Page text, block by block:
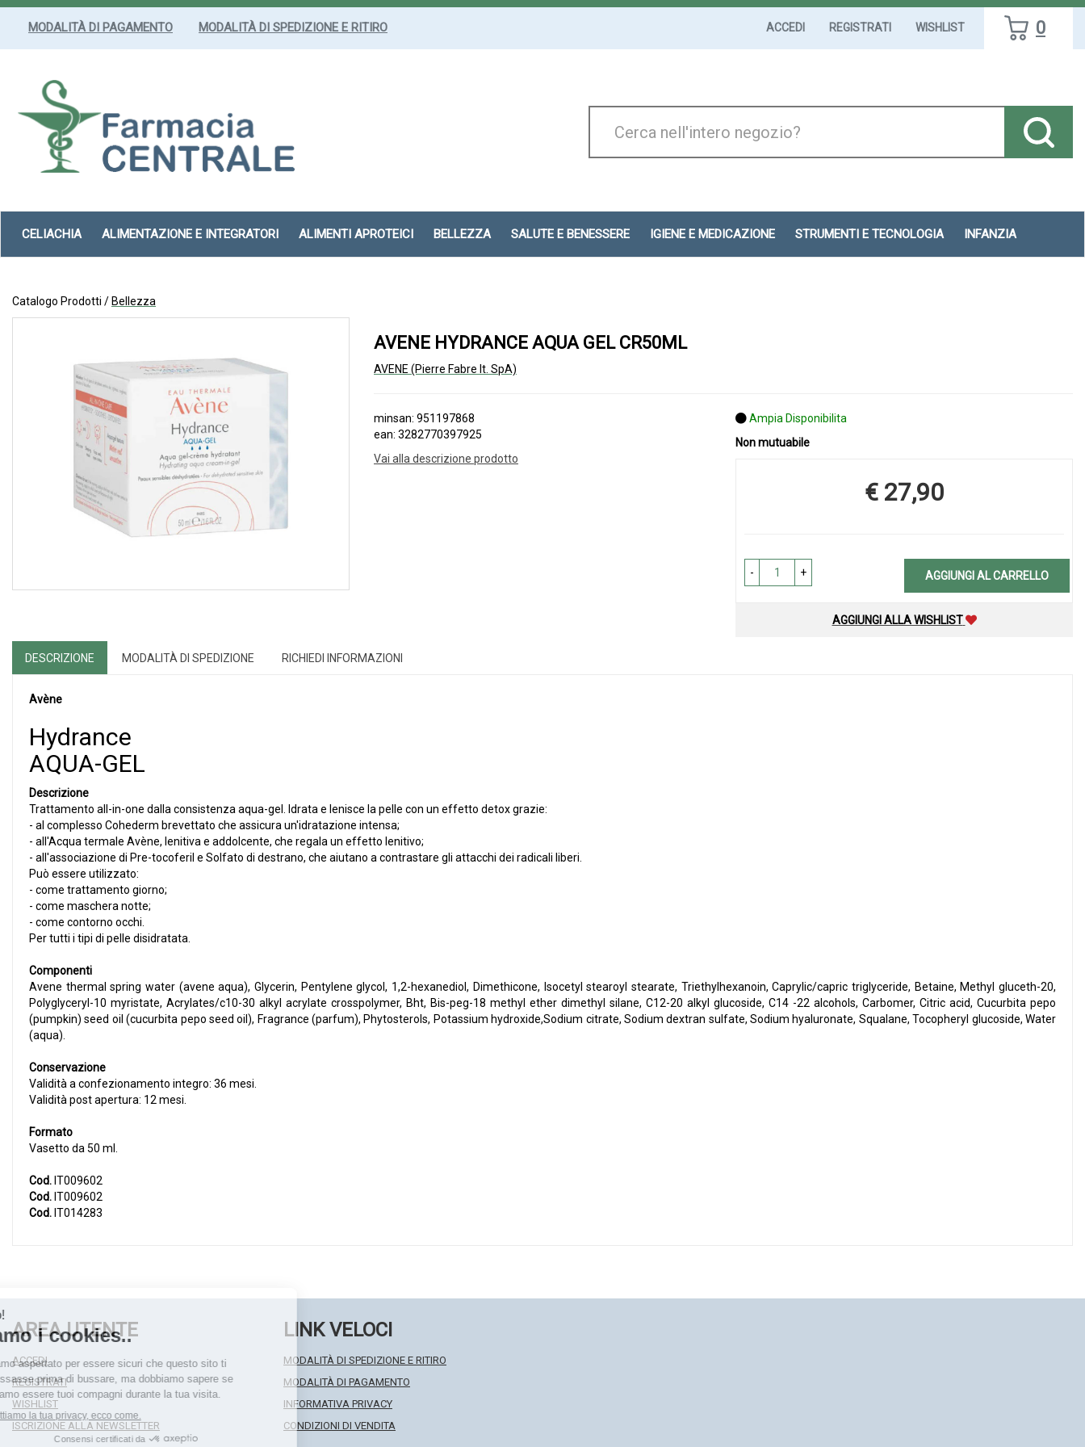
Passa
MODALITÀ DI PAGAMENTO MODALITÀ DI SPEDIZIONE E RITIRO ACCEDI REGISTRATI WISHLIST 0
Prodotto
CELIACHIA ALIMENTAZIONE E INTEGRATORI ALIMENTI APROTEICI BELLEZZA SALUTE E BENESSERE IGIENE E MEDICAZIONE STRUMENTI E TECNOLOGIA INFANZIA
Catalogo Prodotti / Bellezza
AVENE HYDRANCE AQUA GEL CR50ML
AVENE (Pierre Fabre It. SpA)
minsan: 951197868
ean: 3282770397925
Vai alla descrizione prodotto
Ampia Disponibilita
Non mutuabile
Prezzo
€ 27,90
- + AGGIUNGI AL CARRELLO
AGGIUNGI ALLA WISHLIST
DESCRIZIONE MODALITÀ DI SPEDIZIONE RICHIEDI INFORMAZIONI
Avène
Hydrance
AQUA-GEL
Descrizione
Trattamento all-in-one dalla consistenza aqua-gel. Idrata e lenisce la pelle con un effetto detox grazie:
- al complesso Cohederm brevettato che assicura un'idratazione intensa;
- all'Acqua termale Avène, lenitiva e addolcente, che regala un effetto lenitivo;
- all'associazione di Pre-tocoferil e Solfato di destrano, che aiutano a contrastare gli attacchi dei radicali liberi.
Può essere utilizzato:
- come trattamento giorno;
- come maschera notte;
- come contorno occhi.
Per tutti i tipi di pelle disidratata.
Componenti
Avene thermal spring water (avene aqua), Glycerin, Pentylene glycol, 1,2-hexanediol, Dimethicone, Isocetyl stearoyl stearate, Triethylhexanoin, Caprylic/capric triglyceride, Betaine, Methyl gluceth-20,
Polyglyceryl-10 myristate, Acrylates/c10-30 alkyl acrylate crosspolymer, Bht, Bis-peg-18 methyl ether dimethyl silane, C12-20 alkyl glucoside, C14 -22 alcohols, Carbomer, Citric acid, Cucurbita pepo
(pumpkin) seed oil (cucurbita pepo seed oil), Fragrance (parfum), Phytosterols, Potassium hydroxide,Sodium citrate, Sodium dextran sulfate, Sodium hyaluronate, Squalane, Tocopheryl glucoside, Water
(aqua).
Conservazione
Validità a confezionamento integro: 36 mesi.
Validità post apertura: 12 mesi.
Formato
Vasetto da 50 ml.
Cod. IT009602
Cod. IT009602
Cod. IT014283
AREA UTENTE
ACCEDI
REGISTRATI
WISHLIST
ISCRIZIONE ALLA NEWSLETTER
LINK VELOCI
MODALITÀ DI SPEDIZIONE E RITIRO
MODALITÀ DI PAGAMENTO
INFORMATIVA PRIVACY
CONDIZIONI DI VENDITA